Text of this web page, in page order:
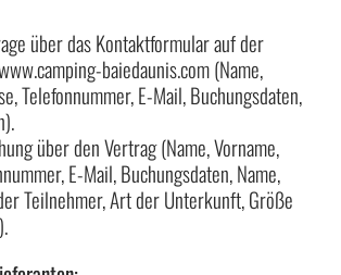
über das Kontaktformular auf der
baiedaunis.com (Name,
Telefonnummer, E-Mail, Buchungsdaten,
über den Vertrag (Name, Vorname,
E-Mail, Buchungsdaten, Name,
Teilnehmer, Art der Unterkunft, Größe